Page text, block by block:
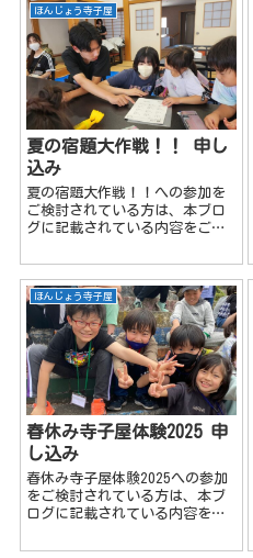
ての寺子屋体験って？ 令和元年
8...
ほんじょう寺子屋
夏の宿題大作戦！！ 申し
込み
夏の宿題大作戦！！への参加を
ご検討されている方は、本ブロ
グに記載されている内容をご理
ょう寺子屋のイベント情報は、
ほんじょう寺子屋LINEオープン
チャットで配信します！登録お
願いします(^^♪ ほん...
ほんじょう寺子屋
春休み寺子屋体験2025 申
し込み
春休み寺子屋体験2025への参加
をご検討されている方は、本ブ
ログに記載されている内容をご
じょう寺子屋のイベント情報や